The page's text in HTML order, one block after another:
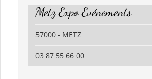
Metz Expo Evénements
57000 - METZ
03 87 55 66 00